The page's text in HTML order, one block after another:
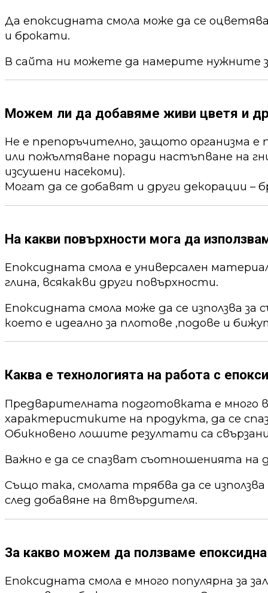
Да епоксидната смола може да се
и брокати.
В сайта ни можете да намерите нужните
Можем ли да добавяме живи цветя и
Не е препоръчително, защото организма
или пожълтяване поради настъпване на
изсушени насекоми).
Могат да се добавят и други декорации –
На какви повърхности мога да
Епоксидната смола е универсален
глина, всякакви други повърхности.
Епоксидната смола може да се използва за
което е идеално за плотове ,подове и
Каква е технологията на работа с
Предварителната подготовката е много
характеристиките на продукта, да се
Обикновено лошите резултати са
Важно е да се спазват съотношенията на
Също така, смолата трябва да се
след добавяне на втвърдителя.
За какво можем да ползваме
Епоксидната смола е много популярна за